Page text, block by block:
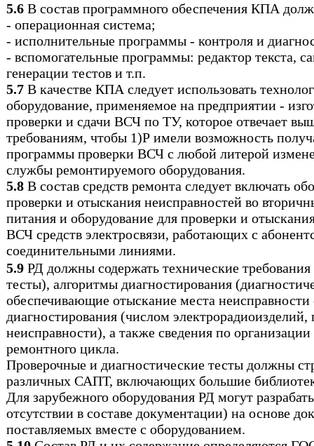
5.6 В состав программного обеспечения КПА
- операционная система;
- исполнительные программы - контроля и
- вспомогательные программы: редактор текста,
генерации тестов и т.п.
5.7 В качестве КПА следует использовать
оборудование, применяемое на предприятии -
проверки и сдачи ВСЧ по ТУ, которое отвечает
требованиям, чтобы 1)Р имели возможность
программы проверки ВСЧ с любой литерой
службы ремонтируемого оборудования.
5.8 В состав средств ремонта следует включать
проверки и отыскания неисправностей во
питания и оборудование для проверки и
ВСЧ средств электросвязи, работающих с
соединительными линиями.
5.9 РД должны содержать технические
тесты), алгоритмы диагностирования
обеспечивающие отыскание места неисправности
диагностирования (числом электрорадиоизделий,
неисправности), а также сведения по
ремонтного цикла.
Проверочные и диагностические тесты должны
различных САПТ, включающих большие
Для зарубежного оборудования РД могут
отсутствии в составе документации) на основе
поставляемых вместе с оборудованием.